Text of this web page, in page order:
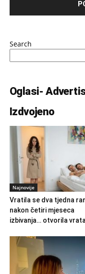
Search
Oglasi-
Izdvojeno
Najnovije
Vratila se dva tjedna
nakon četiri mjeseca
izbivanja… otvorila